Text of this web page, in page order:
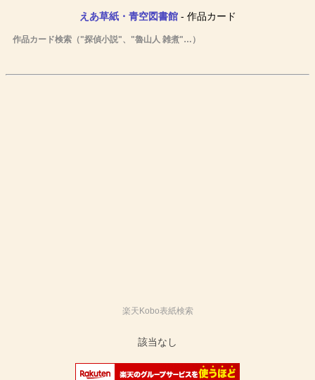
えあ草紙・青空図書館- 作品カード
作品カード検索（"探偵小説"、"魯山人 雑煮"…）
楽天Kobo表紙検索